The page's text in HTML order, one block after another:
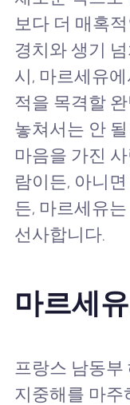
보다 더 매혹
경치와 생기
시, 마르세유
적을 목격할
놓쳐서는 안
마음을 가진
람이든, 아니
든, 마르세유
선사합니다.
마르세
프랑스 남동
지중해를 마주